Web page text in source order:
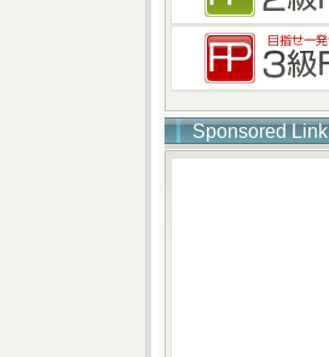
Sponsored Link